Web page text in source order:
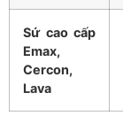
Sứ cao cấp
Emax,
Cercon,
Lava